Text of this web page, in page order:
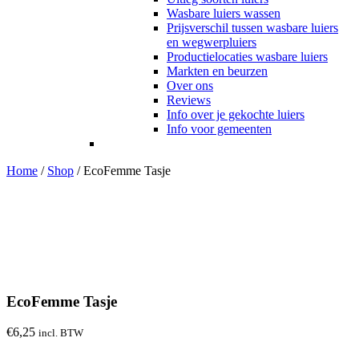
Wasbare luiers wassen
Prijsverschil tussen wasbare luiers
en wegwerpluiers
Productielocaties wasbare luiers
Markten en beurzen
Over ons
Reviews
Info over je gekochte luiers
Info voor gemeenten
Home / Shop /EcoFemme Tasje
EcoFemme Tasje
€6,25 incl. BTW